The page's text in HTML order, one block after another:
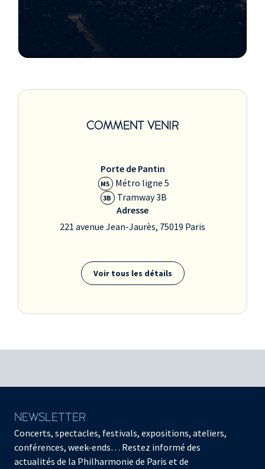
COMMENT VENIR
Porte de Pantin
M5 Métro ligne 5
3B
Tramway 3B
Adresse
221 avenue Jean-Jaurès, 75019 Paris
Voir tous les détails
NEWSLETTER
Concerts, spectacles, festivals, expositions, ateliers,
conférences, week-ends… Restez informé des
actualités de la Philharmonie de Paris et de